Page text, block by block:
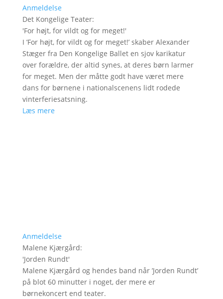
Anmeldelse
Det Kongelige Teater:
'For højt, for vildt og for meget!'
I ’For højt, for vildt og for meget!’ skaber Alexander
Stæger fra Den Kongelige Ballet en sjov karikatur
over forældre, der altid synes, at deres børn larmer
for meget. Men der måtte godt have været mere
dans for børnene i nationalscenens lidt rodede
vinterferiesatsning.
Læs mere
Anmeldelse
Malene Kjærgård:
'Jorden Rundt'
Malene Kjærgård og hendes band når ’Jorden Rundt’
på blot 60 minutter i noget, der mere er
børnekoncert end teater.